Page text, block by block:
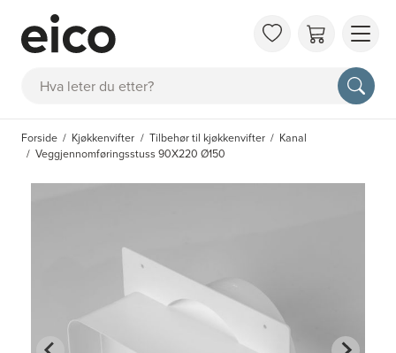
Søk
OM
FAQ
Forside Kjøkkenvifter Tilbehør til kjøkkenvifter
Kanal
Veggjennomføringsstuss 90X220 Ø150